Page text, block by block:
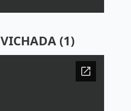
VICHADA (1)